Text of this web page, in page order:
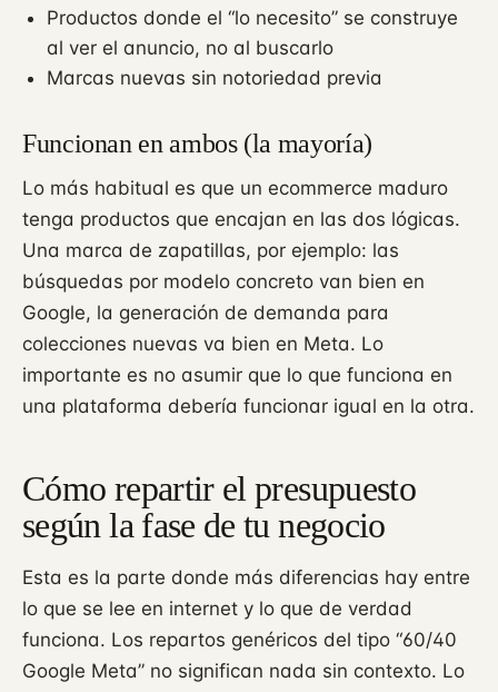
Productos donde el “lo necesito” se construye
al ver el anuncio, no al buscarlo
Marcas nuevas sin notoriedad previa
Funcionan en ambos (la mayoría)
Lo más habitual es que un ecommerce maduro
tenga productos que encajan en las dos lógicas.
Una marca de zapatillas, por ejemplo: las
búsquedas por modelo concreto van bien en
Google, la generación de demanda para
colecciones nuevas va bien en Meta. Lo
importante es no asumir que lo que funciona en
una plataforma debería funcionar igual en la otra.
Cómo repartir el presupuesto
según la fase de tu negocio
Esta es la parte donde más diferencias hay entre
lo que se lee en internet y lo que de verdad
funciona. Los repartos genéricos del tipo “60/40
Google Meta” no significan nada sin contexto. Lo